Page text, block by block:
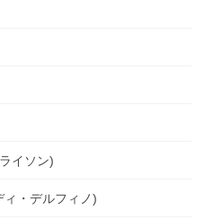
イソン)
ィ・デルフィノ)